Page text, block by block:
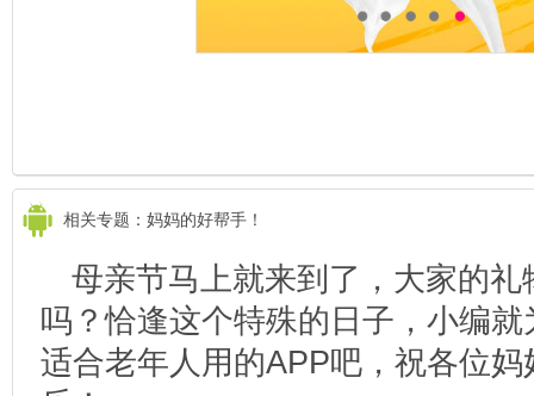
相关专题：妈妈的好帮手！
母亲节马上就来到了，大家的礼
吗？恰逢这个特殊的日子，小编
适合老年人用的APP吧，祝各位